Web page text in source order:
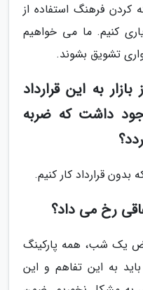
کردن فرهنگ استفاده از
کنیم. ما می خواهیم
تشویق بشوند.
به این قرارداد
داشت که ضربه
قرارداد کار کنیم.
رخ می داد؟
یک شب، همه پارکینگ
به این تفاهم و این